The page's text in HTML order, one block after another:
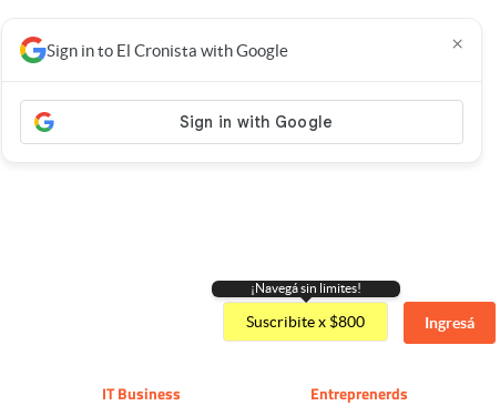
¡Navegá sin limites!
Suscribite x $800 Ingresá
IT Business Entreprenerds
Sign in to El Cronista with Google ×